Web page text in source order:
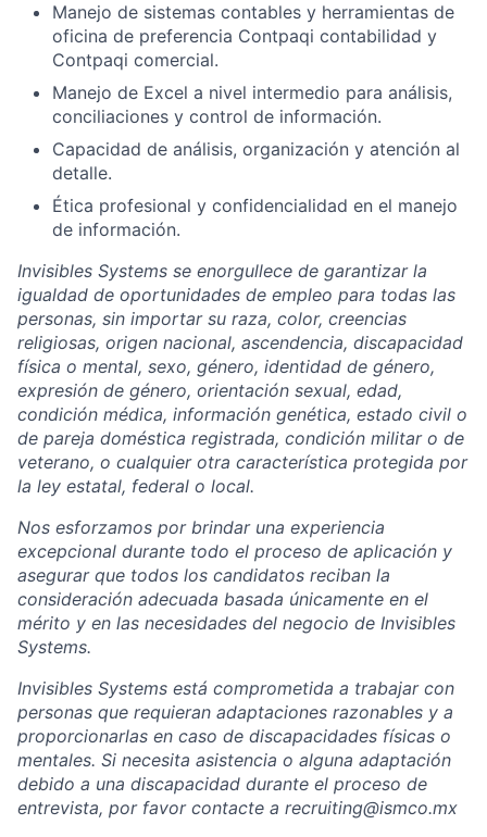
Manejo de sistemas contables y herramientas de
oficina de preferencia Contpaqi contabilidad y
Contpaqi comercial.
Manejo de Excel a nivel intermedio para análisis,
conciliaciones y control de información.
Capacidad de análisis, organización y atención al
detalle.
Ética profesional y confidencialidad en el manejo
de información.
Invisibles Systems se enorgullece de garantizar la
igualdad de oportunidades de empleo para todas las
personas, sin importar su raza, color, creencias
religiosas, origen nacional, ascendencia, discapacidad
física o mental, sexo, género, identidad de género,
expresión de género, orientación sexual, edad,
condición médica, información genética, estado civil o
de pareja doméstica registrada, condición militar o de
veterano, o cualquier otra característica protegida por
la ley estatal, federal o local.
Nos esforzamos por brindar una experiencia
excepcional durante todo el proceso de aplicación y
asegurar que todos los candidatos reciban la
consideración adecuada basada únicamente en el
mérito y en las necesidades del negocio de Invisibles
Systems.
Invisibles Systems está comprometida a trabajar con
personas que requieran adaptaciones razonables y a
proporcionarlas en caso de discapacidades físicas o
mentales. Si necesita asistencia o alguna adaptación
debido a una discapacidad durante el proceso de
entrevista, por favor contacte a recruiting@ismco.mx